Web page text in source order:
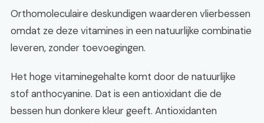
Orthomoleculaire deskundigen waarderen vlierbessen
omdat ze deze vitamines in een natuurlijke combinatie
leveren, zonder toevoegingen.
Het hoge vitaminegehalte komt door de natuurlijke
stof anthocyanine. Dat is een antioxidant die de
bessen hun donkere kleur geeft. Antioxidanten